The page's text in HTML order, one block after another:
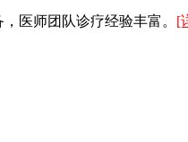
医师团队诊疗经验丰富。 [